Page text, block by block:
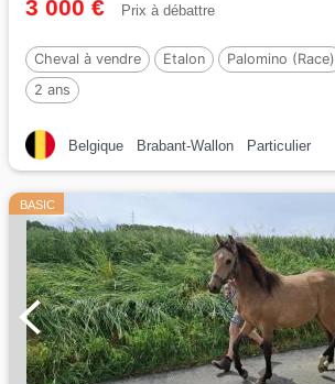
3 000 € Prix à débattre
Cheval à vendre Etalon Palomino (Race)
2 ans
Belgique Brabant-Wallon Particulier
BASIC